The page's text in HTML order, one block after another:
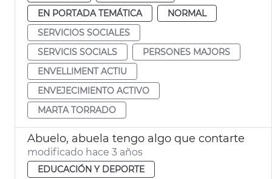
EN PORTADA TEMÁTICA
NORMAL
SERVICIOS SOCIALES
SERVICIS SOCIALS
PERSONES MAJORS
ENVELLIMENT ACTIU
ENVEJECIMIENTO ACTIVO
MARTA TORRADO
Abuelo, abuela tengo algo que contarte
modificado hace 3 años
EDUCACIÓN Y DEPORTE